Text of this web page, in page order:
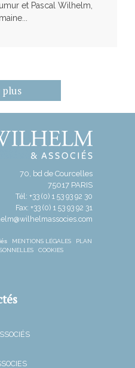
et Pascal Wilhelm,
70, bd de Courcelles
75017 PARIS
Tél: +33 (0) 1 53 93 92 30
Fax: +33 (0) 1 53 93 92 31
MENTIONS LÉGALES
PLAN
COOKIES